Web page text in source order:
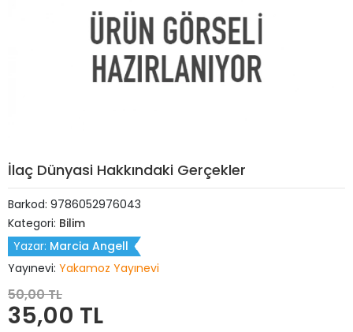
İlaç Dünyasi Hakkındaki Gerçekler
Barkod: 9786052976043
Kategori: Bilim
Yazar: Marcia Angell
Yayınevi: Yakamoz Yayınevi
50,00 TL
35,00 TL